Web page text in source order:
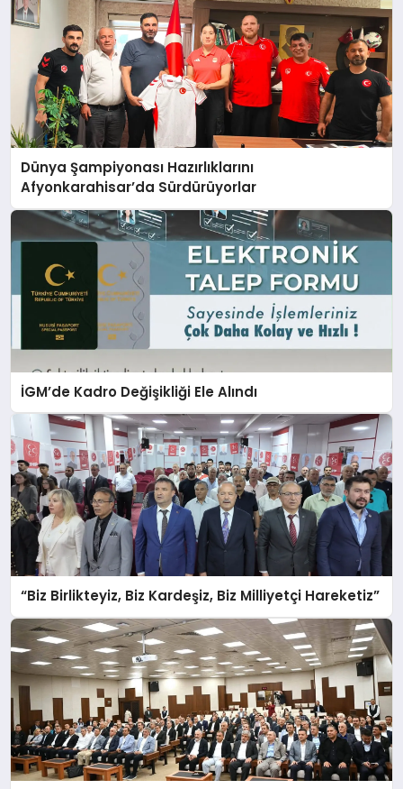
Dünya Şampiyonası Hazırlıklarını
Afyonkarahisar’da Sürdürüyorlar
İGM’de Kadro Değişikliği Ele Alındı
“Biz Birlikteyiz, Biz Kardeşiz, Biz Milliyetçi Hareketiz”